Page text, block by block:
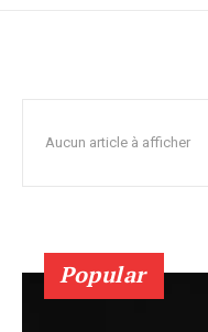
Aucun article à afficher
Popular